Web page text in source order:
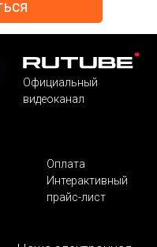
Официальный
видеоканал
Оплата
Интерактивный
прайс-лист